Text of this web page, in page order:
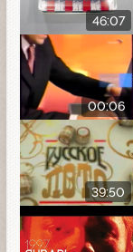
46:07
00:06
39:50